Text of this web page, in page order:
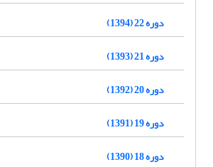
دوره 22 (1394)
دوره 21 (1393)
دوره 20 (1392)
دوره 19 (1391)
دوره 18 (1390)